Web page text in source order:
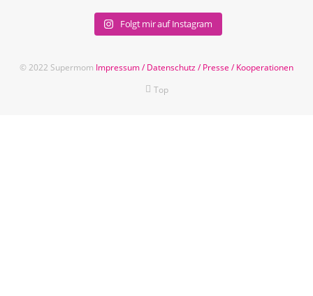
Folgt mir auf Instagram
© 2022 Supermom Impressum/Datenschutz/Presse /Kooperationen
Top